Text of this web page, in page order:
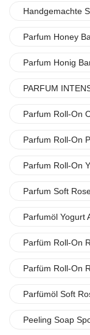
Handgemachte
Parfum Honey
Parfum Honig
PARFUM
Parfum Roll-On
Parfum Roll-On
Parfum Roll-On
Parfum Soft
Parfumöl Yogurt
Parfüm Roll-On
Parfüm Roll-On
Parfümöl Soft
Peeling Soap